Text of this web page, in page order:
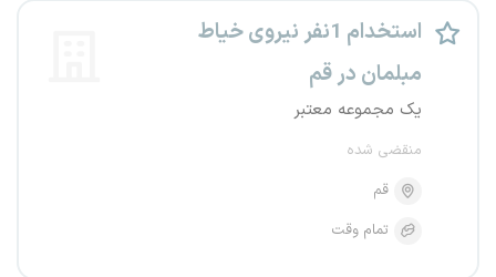
استخدام 1نفر نیروی خیاط
مبلمان در قم
یک مجموعه معتبر
منقضی شده
قم
تمام وقت